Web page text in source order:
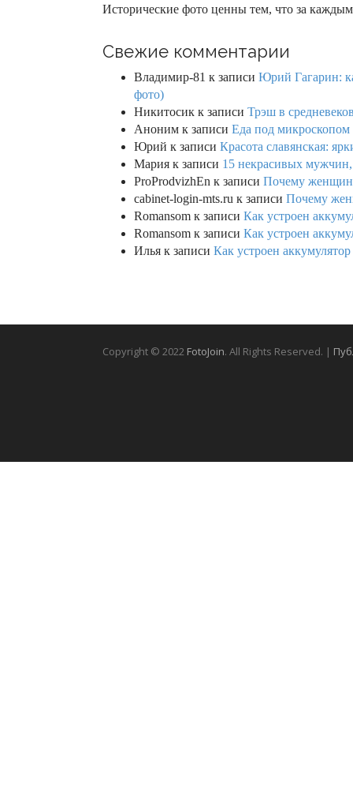
Исторические фото ценны тем, что за
Свежие комментарии
Владимир-81 к записи Юрий Гагарин:
фото)
Никитосик к записи Трэш в
Аноним к записи Еда под микроскопом
Юрий к записи Красота славянская:
Мария к записи 15 некрасивых
ProProdvizhEn к записи Почему
cabinet-login-mts.ru к записи Почему
Romansom к записи Как устроен
Romansom к записи Как устроен
Илья к записи Как устроен
Copyright © 2022 FotoJoin. All Rights Reserved. |